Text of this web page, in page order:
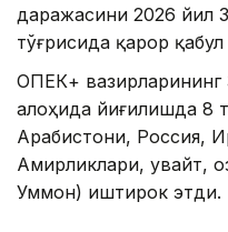
даражасини 2026 йил
тўғрисида қарор
ОПЕК+
алоҳида йиғилишда 8
Арабистони, Россия,
Амирликлари, Қувайт,
Уммон) иштирок этди.